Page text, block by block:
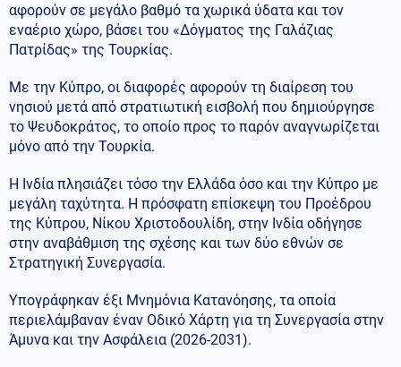
αφορούν σε μεγάλο βαθμό τα χωρικά ύδατα και τον
εναέριο χώρο, βάσει του «Δόγματος της Γαλάζιας
Πατρίδας» της Τουρκίας.
Με την Κύπρο, οι διαφορές αφορούν τη διαίρεση του
νησιού μετά από στρατιωτική εισβολή που δημιούργησε
το Ψευδοκράτος, το οποίο προς το παρόν αναγνωρίζεται
μόνο από την Τουρκία.
Η Ινδία πλησιάζει τόσο την Ελλάδα όσο και την Κύπρο με
μεγάλη ταχύτητα. Η πρόσφατη επίσκεψη του Προέδρου
της Κύπρου, Νίκου Χριστοδουλίδη, στην Ινδία οδήγησε
στην αναβάθμιση της σχέσης και των δύο εθνών σε
Στρατηγική Συνεργασία.
Υπογράφηκαν έξι Μνημόνια Κατανόησης, τα οποία
περιελάμβαναν έναν Οδικό Χάρτη για τη Συνεργασία στην
Άμυνα και την Ασφάλεια (2026-2031).